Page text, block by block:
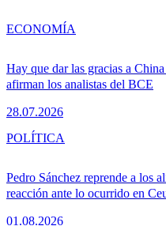
Hay que dar las gracias a
afirman los analistas del BCE
28.07.2026
ECONOMÍA
Pedro Sánchez reprende a los
reacción ante lo ocurrido en
01.08.2026
POLÍTICA